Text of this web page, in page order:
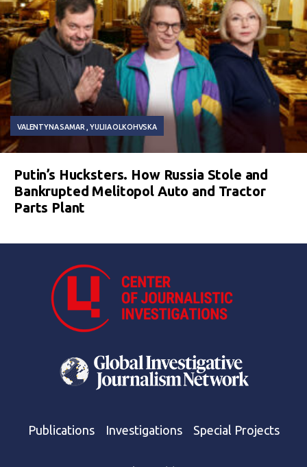
VALENTYNA SAMAR YULIIA OLKOHVSKA
Putin’s Hucksters. How Russia Stole and
Bankrupted Melitopol Auto and Tractor
Parts Plant
Publications Investigations Special Projects